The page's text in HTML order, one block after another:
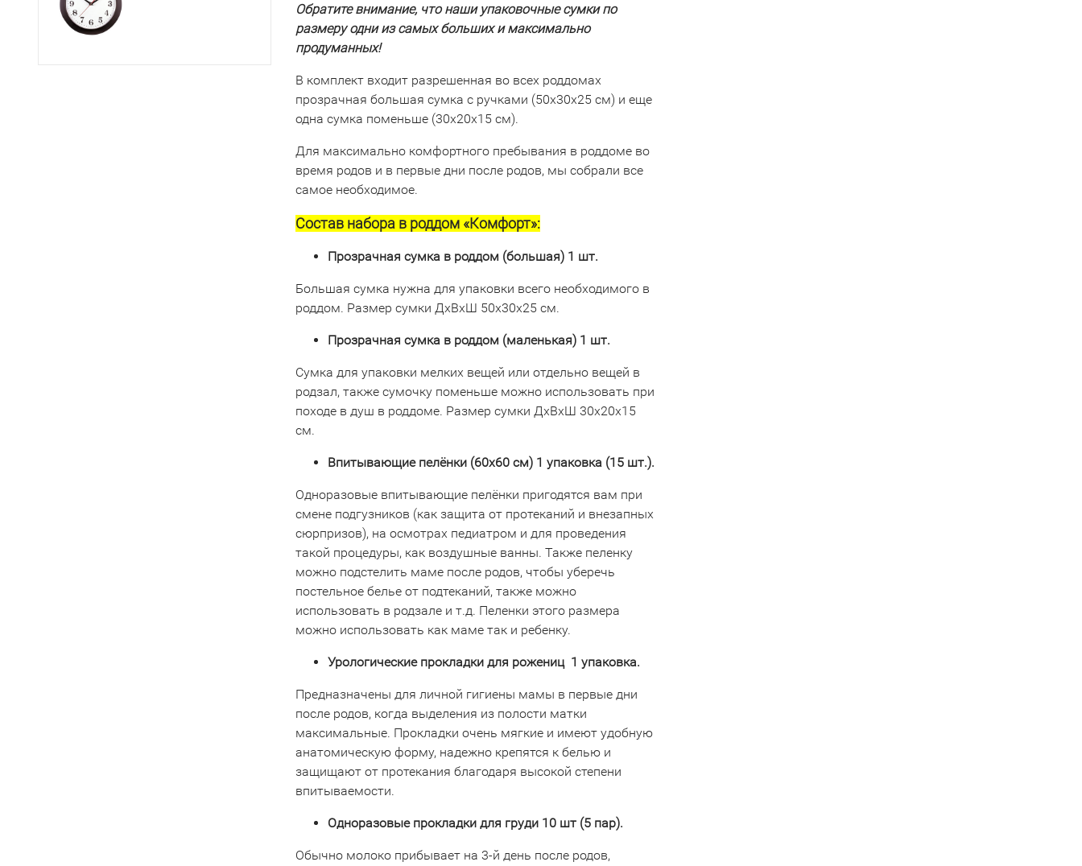
Обратите внимание, что наши упаковочные сумки по
размеру одни из самых больших и максимально
продуманных!
В комплект входит разрешенная во всех роддомах
прозрачная большая сумка с ручками (50х30х25 см) и еще
одна сумка поменьше (30х20х15 см).
Для максимально комфортного пребывания в роддоме во
время родов и в первые дни после родов, мы собрали все
самое необходимое.
Состав набора в роддом «Комфорт»:
Прозрачная сумка в роддом (большая) 1 шт.
Большая сумка нужна для упаковки всего необходимого в
роддом. Размер сумки ДхВхШ 50х30х25 см.
Прозрачная сумка в роддом (маленькая) 1 шт.
Сумка для упаковки мелких вещей или отдельно вещей в
родзал, также сумочку поменьше можно использовать при
походе в душ в роддоме. Размер сумки ДхВхШ 30х20х15
см.
Впитывающие пелёнки (60х60 см) 1 упаковка (15 шт.).
Одноразовые впитывающие пелёнки пригодятся вам при
смене подгузников (как защита от протеканий и внезапных
сюрпризов), на осмотрах педиатром и для проведения
такой процедуры, как воздушные ванны. Также пеленку
можно подстелить маме после родов, чтобы уберечь
постельное белье от подтеканий, также можно
использовать в родзале и т.д. Пеленки этого размера
можно использовать как маме так и ребенку.
Урологические прокладки для рожениц 1 упаковка.
Предназначены для личной гигиены мамы в первые дни
после родов, когда выделения из полости матки
максимальные. Прокладки очень мягкие и имеют удобную
анатомическую форму, надежно крепятся к белью и
защищают от протекания благодаря высокой степени
впитываемости.
Одноразовые прокладки для груди 10 шт (5 пар).
Обычно молоко прибывает на 3-й день после родов,